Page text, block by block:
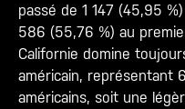
passé de 1 147 (45,95
586 (55,76 %) au
Californie domine
américain, représentant
américains, soit une